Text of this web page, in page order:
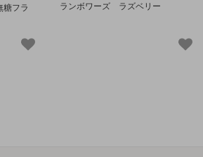
フラ
ランボワーズ ラズベリー